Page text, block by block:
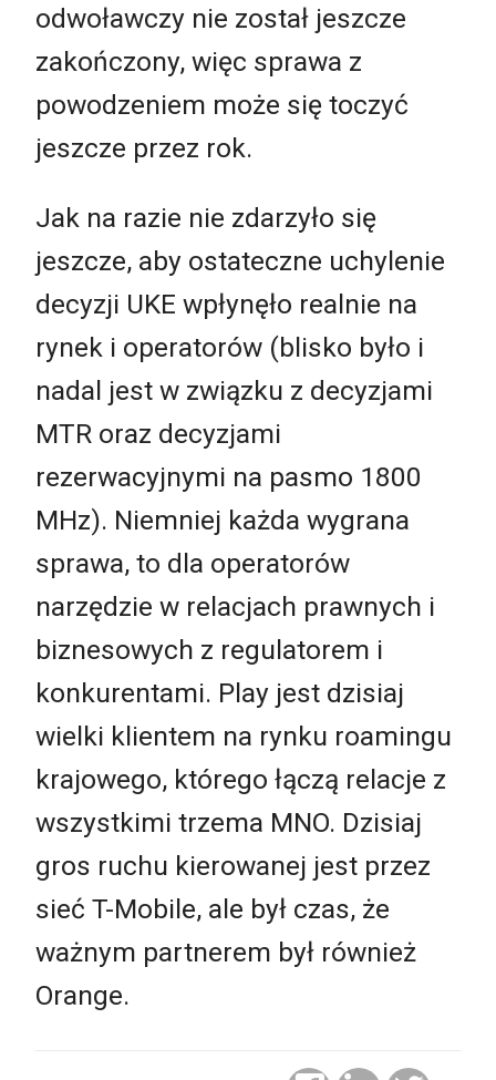
odwoławczy nie został jeszcze
zakończony, więc sprawa z
powodzeniem może się toczyć
jeszcze przez rok.
Jak na razie nie zdarzyło się
jeszcze, aby ostateczne uchylenie
decyzji UKE wpłynęło realnie na
rynek i operatorów (blisko było i
nadal jest w związku z decyzjami
MTR oraz decyzjami
rezerwacyjnymi na pasmo 1800
MHz). Niemniej każda wygrana
sprawa, to dla operatorów
narzędzie w relacjach prawnych i
biznesowych z regulatorem i
konkurentami. Play jest dzisiaj
wielki klientem na rynku roamingu
krajowego, którego łączą relacje z
wszystkimi trzema MNO. Dzisiaj
gros ruchu kierowanej jest przez
sieć T-Mobile, ale był czas, że
ważnym partnerem był również
Orange.